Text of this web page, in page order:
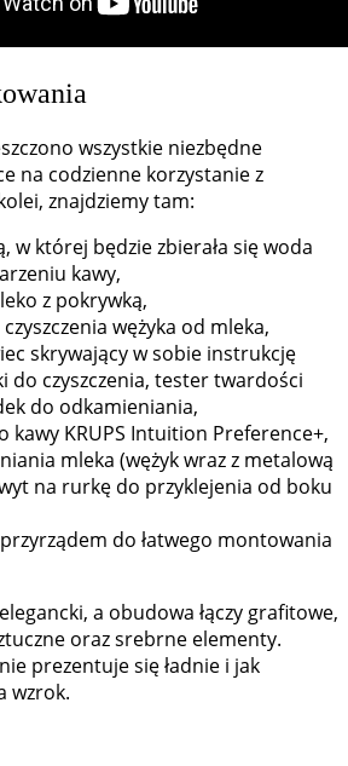
wszystkie niezbędne
na codzienne korzystanie z
znajdziemy tam:
w której będzie zbierała się woda
kawy,
z pokrywką,
wężyka od mleka,
skrywający w sobie instrukcję
do czyszczenia, tester twardości
do odkamieniania,
kawy KRUPS Intuition Preference+,
mleka (wężyk wraz z metalową
na rurkę do przyklejenia od boku
do łatwego montowania
a obudowa łączy grafitowe,
oraz srebrne elementy.
prezentuje się ładnie i jak
wzrok.